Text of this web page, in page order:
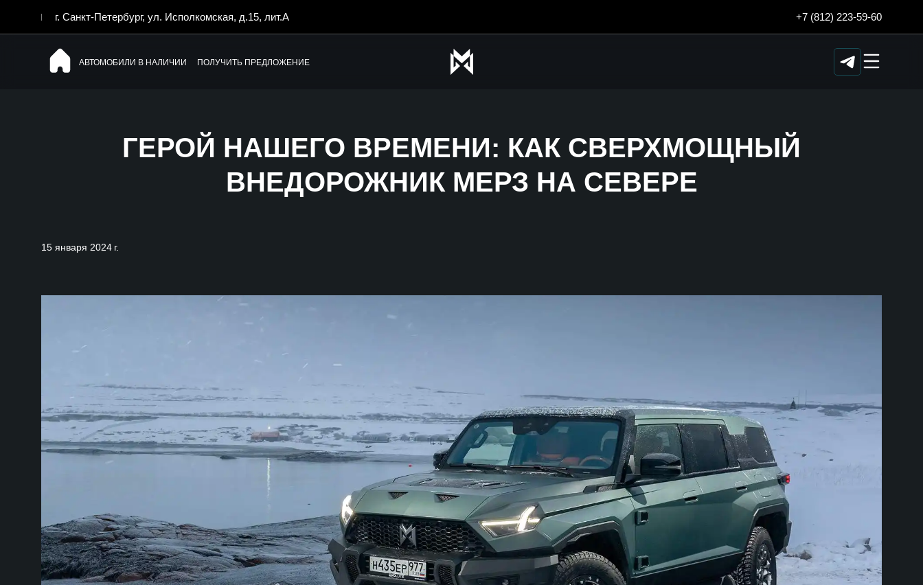
+7 (812) 223-59-60
г. Санкт-Петербург, ул. Исполкомская, д.15, лит.А
АВТОМОБИЛИ В НАЛИЧИИ ПОЛУЧИТЬ ПРЕДЛОЖЕНИЕ
ГЕРОЙ НАШЕГО ВРЕМЕНИ: КАК СВЕРХМОЩНЫЙ
ВНЕДОРОЖНИК МЕРЗ НА СЕВЕРЕ
15 января 2024 г.